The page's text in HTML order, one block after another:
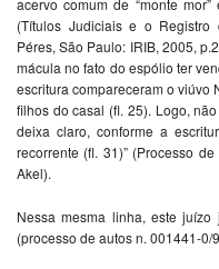
(Títulos Judiciais e o Registro
Péres, São Paulo: IRIB, 2005,
mácula no fato do espólio ter
escritura compareceram o viúvo
filhos do casal (fl. 25). Logo,
deixa claro, conforme a
recorrente (fl. 31)” (Processo
Akel).
Nessa mesma linha, este
(processo de autos n. 001441-0/